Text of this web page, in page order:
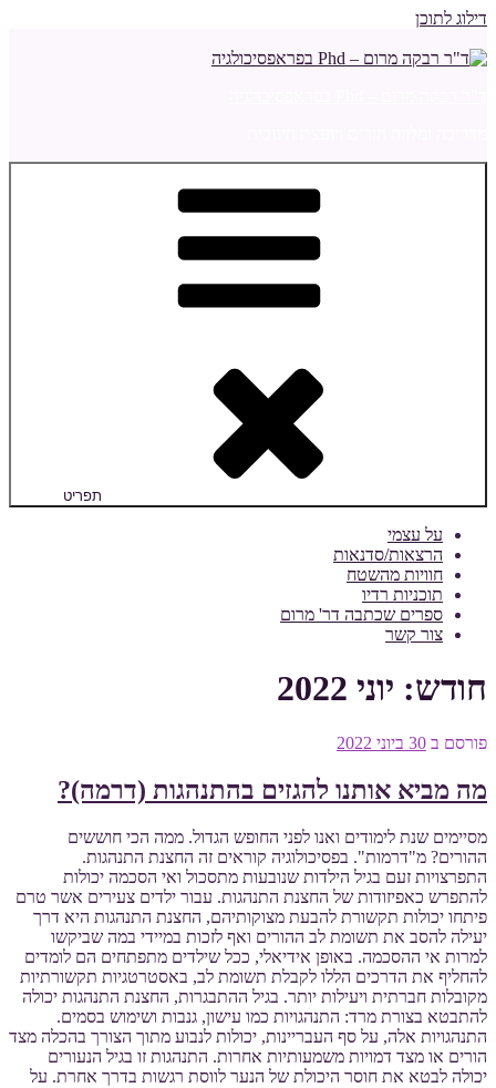
דילוג לתוכן
תפריט
על עצמי
הרצאות/סדנאות
חוויות מהשטח
תוכניות רדיו
ספרים שכתבה דר' מרום
צור קשר
חודש: יוני 2022
פורסם ב 30 ביוני 2022
מה מביא אותנו להגזים בהתנהגות (דרמה)?
מסיימים שנת לימודים ואנו לפני החופש הגדול. ממה הכי חוששים
ההורים? מ"דרמות". בפסיכולוגיה קוראים זה החצנת התנהגות.
התפרצויות זעם בגיל הילדות שנובעות מתסכול ואי הסכמה יכולות
להתפרש כאפיזודות של החצנת התנהגות. עבור ילדים צעירים אשר טרם
פיתחו יכולות תקשורת להבעת מצוקותיהם, החצנת התנהגות היא דרך
יעילה להסב את תשומת לב ההורים ואף לזכות במיידי במה שביקשו
למרות אי ההסכמה. באופן אידיאלי, ככל שילדים מתפתחים הם לומדים
להחליף את הדרכים הללו לקבלת תשומת לב, באסטרטגיות תקשורתיות
מקובלות חברתית ויעילות יותר. בגיל ההתבגרות, החצנת התנהגות יכולה
להתבטא בצורת מרד: התנהגויות כמו עישון, גנבות ושימוש בסמים.
התנהגויות אלה, על סף העבריינות, יכולות לנבוע מתוך הצורך בהכלה מצד
הורים או מצד דמויות משמעותיות אחרות. התנהגות זו בגיל הנעורים
יכולה לבטא את חוסר היכולת של הנער לווסת רגשות בדרך אחרת. על